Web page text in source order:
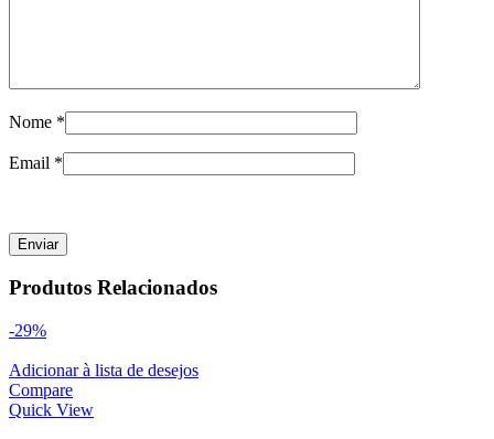
Nome *
Email *
Produtos Relacionados
-29%
Adicionar à lista de desejos
Compare
Quick View